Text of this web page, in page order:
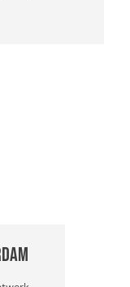
voor
voor